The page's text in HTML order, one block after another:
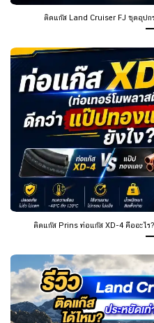
ติดแก๊ส Land Cruiser FJ ชุดอุป
ติดแก๊ส Prins ท่อแก๊ส XD-4 คืออะไร